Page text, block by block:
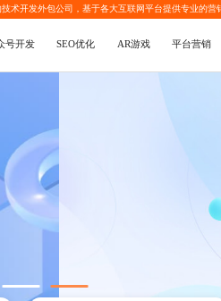
技术开发外包公司 ，基于各大互联网平台提供专业的营
号开发 SEO优化 AR游戏 平台营销